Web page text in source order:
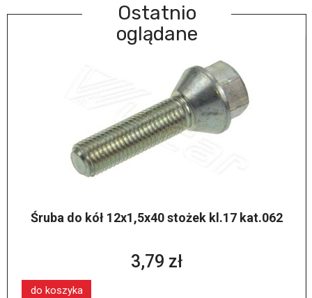
Ostatnio
oglądane
Śruba do kół 12x1,5x40 stożek kl.17 kat.062
3,79 zł
do koszyka